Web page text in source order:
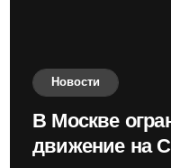
Новости
В Москве
движение на